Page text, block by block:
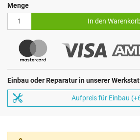
Menge
In den
Einbau oder Reparatur in unserer
Aufpreis für Einbau